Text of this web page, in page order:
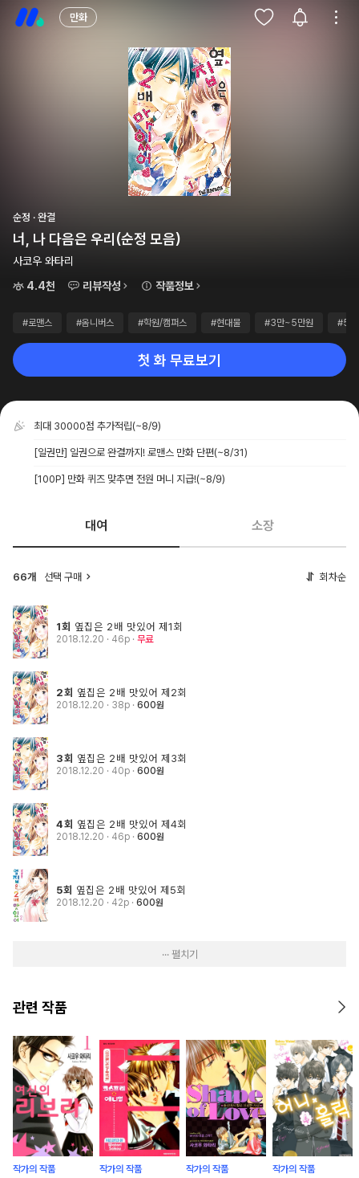
만화
순정 · 완결
너, 나 다음은 우리(순정 모음)
사코우 와타리
4.4천
리뷰작성 작품정보
#로맨스 #옴니버스 #학원/캠퍼스 #현대물 #3만~5만원 #50
첫 화 무료보기
최대 30000점 추가적립(~8/9)
[일권만] 일권으로 완결까지! 로맨스 만화 단편(~8/31)
[100P] 만화 퀴즈 맞추면 전원 머니 지급!(~8/9)
대여 소장
66개 선택 구매 회차순
1회 옆집은 2배 맛있어 제1회
2018.12.20 · 46p 무료
2회 옆집은 2배 맛있어 제2회
2018.12.20 · 38p 600원
3회 옆집은 2배 맛있어 제3회
2018.12.20 · 40p 600원
4회 옆집은 2배 맛있어 제4회
2018.12.20 · 46p 600원
5회 옆집은 2배 맛있어 제5회
2018.12.20 · 42p 600원
··· 펼치기
관련 작품
작가의 작품 작가의 작품 작가의 작품 작가의 작품